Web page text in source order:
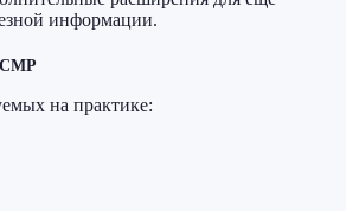
информации.
на практике: